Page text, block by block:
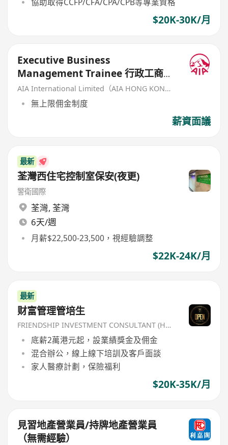
$20K-30K/月
Executive Business
Management Trainee 行政工商管
理培訓生 (歡迎應屆畢業生/IANG) AIA International Limited（AIA HONG KONG）
無上限佣金制度
薪資面議
最新
荃灣西住宅控制室保安(夜更)
警衛國際
荃灣, 荃灣
6天/週
月薪$22,500-23,500，視經驗調整
$22K-24K/月
最新
财富管理管培生
FRIENDSHIP INVESTMENT CONSULTANT (HK) CO
底薪2萬港元起，設業績獎金及佣金
混合辦公，線上線下培訓及客戶面談
家人醫療計劃，保險福利
$20K-35K/月
見習地產營業員/持牌地產營業員
（無需經驗）